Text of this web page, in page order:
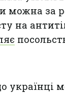
можна за
на
українці